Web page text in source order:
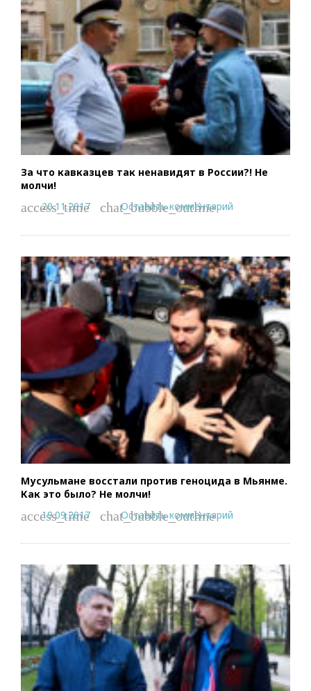
За что кавказцев так ненавидят в России?! Не
молчи!
access_time
20.11.2017 chat_bubble_outline
Оставить комментарий
Мусульмане восстали против геноцида в Мьянме.
Как это было? Не молчи!
access_time
19.09.2017 chat_bubble_outline
Оставить комментарий